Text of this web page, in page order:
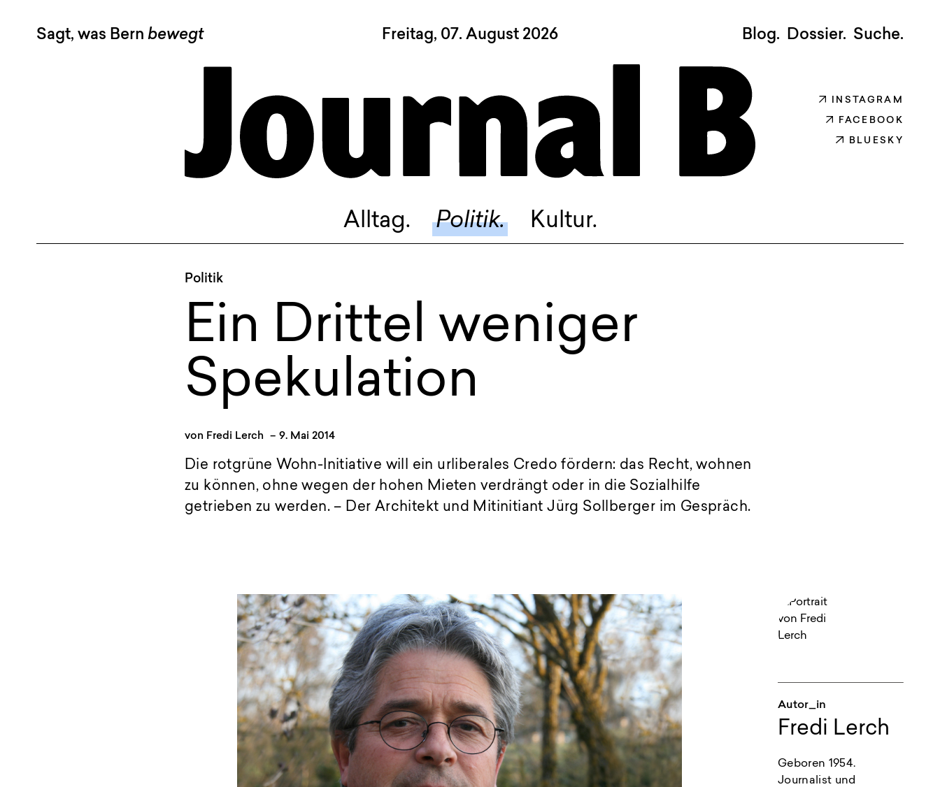
Freitag, 07. August 2026
INSTAGRAM
FACEBOOK
BLUESKY
Alltag. Politik. Kultur.
Sagt, was Bern bewegt Blog. Dossier. Suche.
Blog.
Suche.
Politik
Ein Drittel weniger
Spekulation
von Fredi Lerch – 9. Mai 2014
Die rotgrüne Wohn-Initiative will ein urliberales Credo fördern: das Recht, wohnen
zu können, ohne wegen der hohen Mieten verdrängt oder in die Sozialhilfe
getrieben zu werden. – Der Architekt und Mitinitiant Jürg Sollberger im Gespräch.
Autor_in
Fredi Lerch
Geboren 1954.
Journalist und